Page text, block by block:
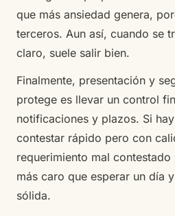
que más ansiedad genera,
terceros. Aun así, cuando se
claro, suele salir bien.
Finalmente, presentación y
protege es llevar un control
notificaciones y plazos. Si
contestar rápido pero con
requerimiento mal
más caro que esperar un día
sólida.